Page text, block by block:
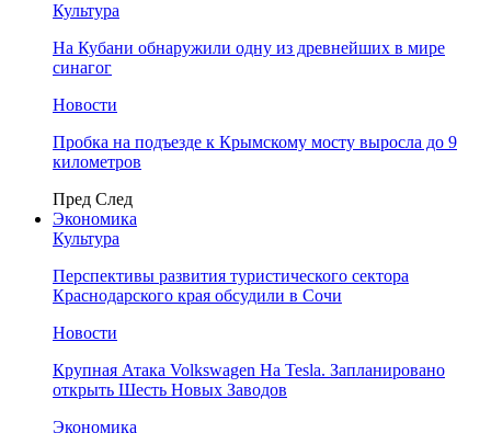
Культура
На Кубани обнаружили одну из древнейших в мире
синагог
Новости
Пробка на подъезде к Крымскому мосту выросла до 9
километров
Пред След
Экономика
Культура
Перспективы развития туристического сектора
Краснодарского края обсудили в Сочи
Новости
Крупная Атака Volkswagen На Tesla. Запланировано
открыть Шесть Новых Заводов
Экономика